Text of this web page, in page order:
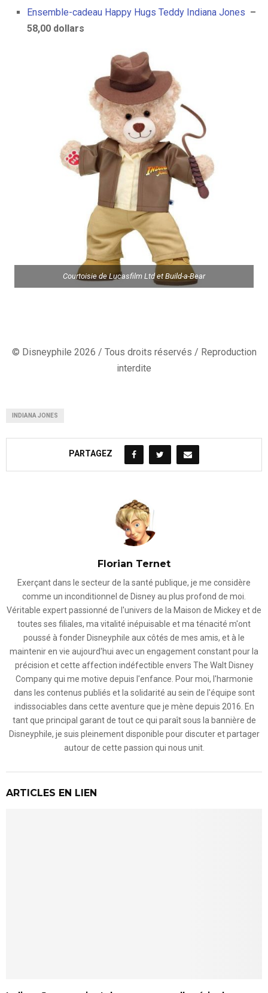
Ensemble-cadeau Happy Hugs Teddy Indiana Jones –
58,00 dollars
Courtoisie de Lucasfilm Ltd et Build-a-Bear
© Disneyphile 2026 / Tous droits réservés / Reproduction
interdite
INDIANA JONES
PARTAGEZ
Florian Ternet
Exerçant dans le secteur de la santé publique, je me considère
comme un inconditionnel de Disney au plus profond de moi.
Véritable expert passionné de l'univers de la Maison de Mickey et de
toutes ses filiales, ma vitalité inépuisable et ma ténacité m'ont
poussé à fonder Disneyphile aux côtés de mes amis, et à le
maintenir en vie aujourd'hui avec un engagement constant pour la
précision et cette affection indéfectible envers The Walt Disney
Company qui me motive depuis l'enfance. Pour moi, l'harmonie
dans les contenus publiés et la solidarité au sein de l'équipe sont
indissociables dans cette aventure que je mène depuis 2016. En
tant que principal garant de tout ce qui paraît sous la bannière de
Disneyphile, je suis pleinement disponible pour discuter et partager
autour de cette passion qui nous unit.
ARTICLES EN LIEN